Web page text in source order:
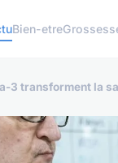
Bien-etre
3 transforment la